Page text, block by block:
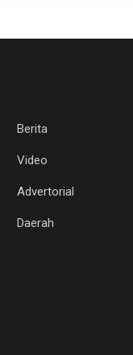
Berita
Video
Advertorial
Daerah